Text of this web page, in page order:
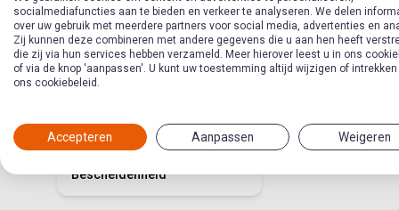
Doe maar
Thema in
Bescheidenheid
socialmediafuncties aan te bieden en verkeer te analyseren. We delen
over uw gebruik met meerdere partners voor social media, advertenties en
Zij kunnen deze combineren met andere gegevens die u aan hen heeft
die zij via hun services hebben verzameld. Meer hierover leest u in ons
of via de knop 'aanpassen'. U kunt uw toestemming altijd wijzigen of intrekken
ons cookiebeleid.
Accepteren Aanpassen Weigeren